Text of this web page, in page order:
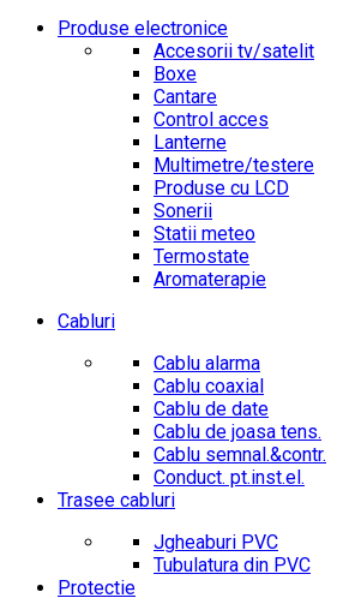
Produse electronice
Accesorii tv/satelit
Boxe
Cantare
Control acces
Lanterne
Multimetre/testere
Produse cu LCD
Sonerii
Statii meteo
Termostate
Aromaterapie
Cabluri
Cablu alarma
Cablu coaxial
Cablu de date
Cablu de joasa tens.
Cablu semnal.&contr.
Conduct. pt.inst.el.
Trasee cabluri
Jgheaburi PVC
Tubulatura din PVC
Protectie